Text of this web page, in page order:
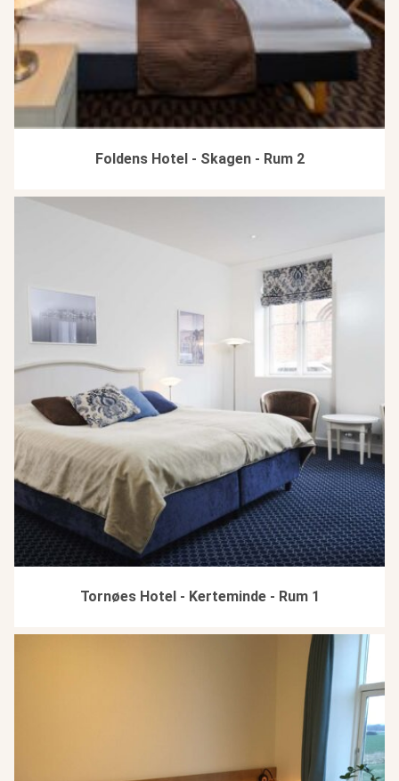
Foldens Hotel - Skagen - Rum 2
Tornøes Hotel - Kerteminde - Rum 1